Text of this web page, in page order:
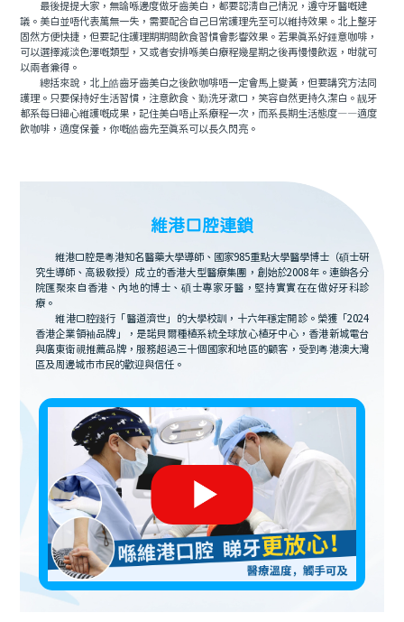
最後提提大家，無論喺邊度做牙齒美白，都要認清自己情況，遵守牙醫嘅建
議。美白並唔代表萬無一失，需要配合自己日常護理先至可以維持效果。北上整牙
固然方便快捷，但要記住護理期期間飲食習慣會影響效果。若果真系好鍾意咖啡，
可以選擇減淡色澤嘅類型，又或者安排喺美白療程幾星期之後再慢慢飲返，咁就可
以兩者兼得。
總括來說，北上皓齒牙齒美白之後飲咖啡唔一定會馬上變黃，但要講究方法同
護理。只要保持好生活習慣，注意飲食、勤洗牙漱口，笑容自然更持久潔白。靓牙
都系每日細心維護嘅成果，記住美白唔止系療程一次，而系長期生活態度——適度
飲咖啡，適度保養，你嘅皓齒先至真系可以長久閃亮。
維港口腔連鎖
維港口腔是粵港知名醫藥大學導師、國家985重點大學醫學博士（碩士研
究生導師、高級教授）成立的香港大型醫療集團，創始於2008年。連鎖各分
院匯聚來自香港、內地的博士、碩士專家牙醫，堅持實實在在做好牙科診
療。
維港口腔踐行「醫道濟世」的大學校訓，十六年穩定開診。榮獲「2024
香港企業領袖品牌」，是諾貝爾種植系統全球放心植牙中心，香港新城電台
與廣東衛視推薦品牌，服務超過三十個國家和地區的顧客，受到粵港澳大灣
區及周邊城市市民的歡迎與信任。